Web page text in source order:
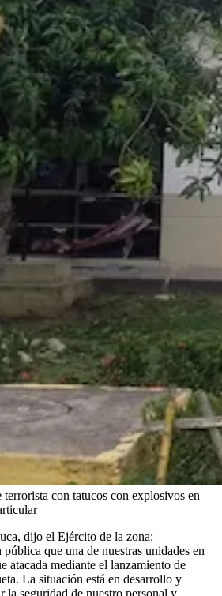
con tatucos con explosivos en
dijo el Ejército de la zona:
que una de nuestras unidades en
atacada mediante el lanzamiento de
La situación está en desarrollo y
la seguridad de nuestro personal y